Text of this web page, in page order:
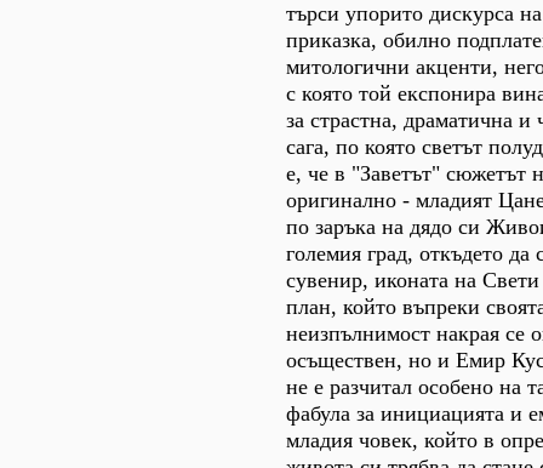
търси упорито дискурса
приказка, обилно
митологични акценти,
с която той експонира
за страстна, драматична и
сага, по която светът
е, че в "Заветът" сюжетът
оригинално - младият
по заръка на дядо си
големия град, откъдето да
сувенир, иконата на
план, който въпреки
неизпълнимост накрая се
осъществен, но и Емир
не е разчитал особено на
фабула за инициацията и
младия човек, който в